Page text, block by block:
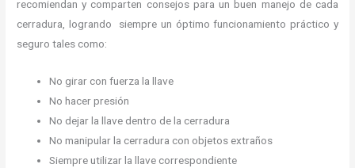
recomiendan y comparten consejos para un buen manejo de cada
cerradura, logrando siempre un óptimo funcionamiento práctico y
seguro tales como:
No girar con fuerza la llave
No hacer presión
No dejar la llave dentro de la cerradura
No manipular la cerradura con objetos extraños
Siempre utilizar la llave correspondiente